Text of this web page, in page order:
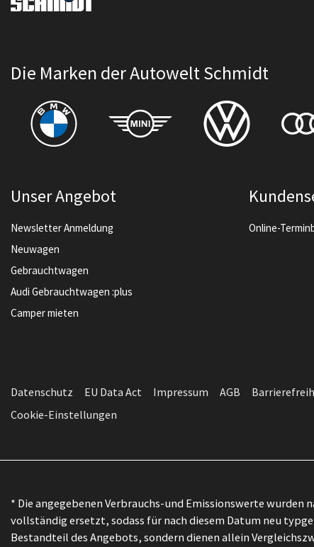
Die Marken der Autowelt Schmidt
Unser Angebot
Newsletter Anmeldung
Neuwagen
Gebrauchtwagen
Audi Gebrauchtwagen :plus
Camper mieten
Online-
Datenschutz EU Data Act Impressum AGB
Cookie-Einstellungen
* Die angegebenen Verbrauchs-und Emissionswerte wurden
vollständig ersetzt, sodass für nach diesem Datum neu
Bestandteil des Angebots, sondern dienen allein